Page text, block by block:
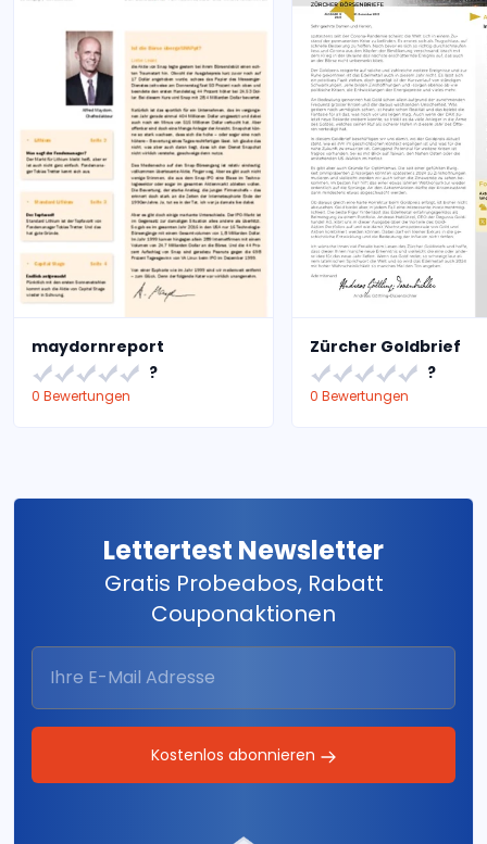
maydornreport
?
0 Bewertungen
Zürcher Goldbrief
?
0 Bewertungen
Lettertest Newsletter
Gratis Probeabos, Rabatt
Couponaktionen
Kostenlos abonnieren